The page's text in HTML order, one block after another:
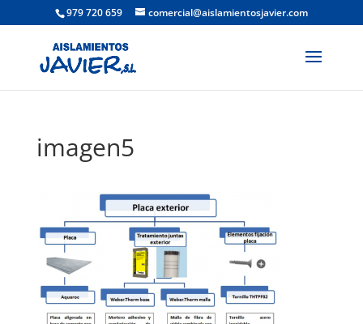
979 720 659 comercial@aislamientosjavier.com
imagen5